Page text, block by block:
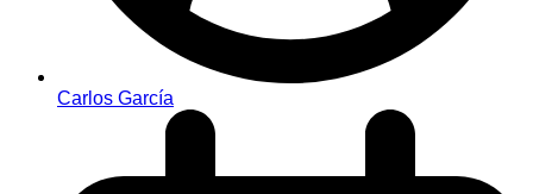
Carlos García